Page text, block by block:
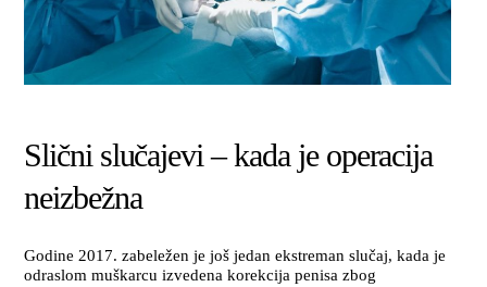
Slični slučajevi – kada je operacija
neizbežna
Godine 2017. zabeležen je još jedan ekstreman slučaj, kada je
odraslom muškarcu izvedena korekcija penisa zbog